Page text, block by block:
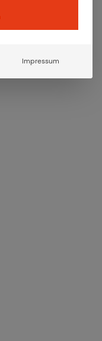
Impressum